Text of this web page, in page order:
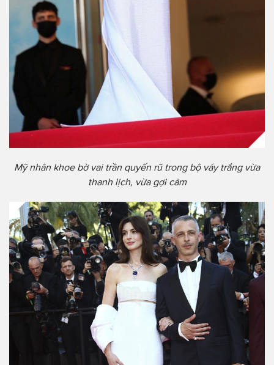
Mỹ nhân khoe bờ vai trần quyến rũ trong bộ váy trắng vừa
thanh lịch, vừa gợi cảm